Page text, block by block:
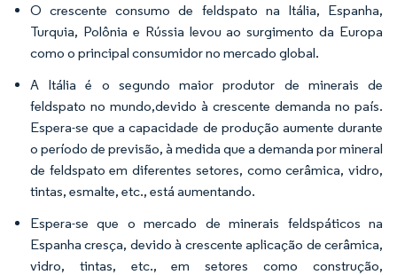
O crescente consumo de feldspato na Itália, Espanha,
Turquia, Polônia e Rússia levou ao surgimento da Europa
como o principal consumidor no mercado global.
A Itália é o segundo maior produtor de minerais de
feldspato no mundo,devido à crescente demanda no país.
Espera-se que a capacidade de produção aumente durante
o período de previsão, à medida que a demanda por mineral
de feldspato em diferentes setores, como cerâmica, vidro,
tintas, esmalte, etc., está aumentando.
Espera-se que o mercado de minerais feldspáticos na
Espanha cresça, devido à crescente aplicação de cerâmica,
vidro, tintas, etc., em setores como construção,